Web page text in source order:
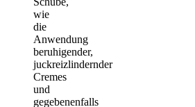
wie
die
Anwendung
beruhigender,
juckreizlindernder
Cremes
und
gegebenenfalls